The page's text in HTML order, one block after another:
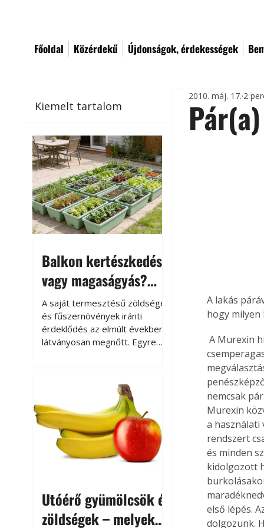
Főoldal Közérdekű Újdonságok, érdekességek
Kiemelt tartalom
Balkon kertészkedés
vagy magaságyás?
Helytakarékos
kertészkedés
A saját termesztésű zöldségek
és fűszernövények iránti
érdeklődés az elmúlt években
látványosan megnőtt. Egyre
kertészkedés sokak számára
kikapcsolódást és feltöltődést
is jelent.
Utóérő gyümölcsök és
zöldségek – melyek
2010. máj. 17. 2
A lakás
hogy milyen
A Murexin hidegburkolat ragasztási rendszer minden alkotóeleme - szigetelés,
nemcsak
Murexin
a használati
rendszert
és minden
kidolgozott
első lépés.
dolgozunk.